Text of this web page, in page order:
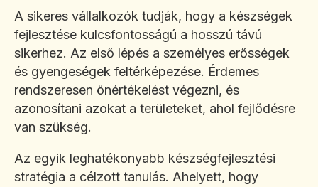
A sikeres vállalkozók tudják, hogy a készségek
fejlesztése kulcsfontosságú a hosszú távú
sikerhez. Az első lépés a személyes erősségek
és gyengeségek feltérképezése. Érdemes
rendszeresen önértékelést végezni, és
azonosítani azokat a területeket, ahol fejlődésre
van szükség.
Az egyik leghatékonyabb készségfejlesztési
stratégia a célzott tanulás. Ahelyett, hogy